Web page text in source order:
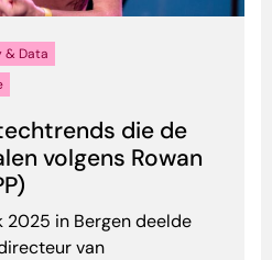
& Data
die de
volgens Rowan
2025 in Bergen deelde
van